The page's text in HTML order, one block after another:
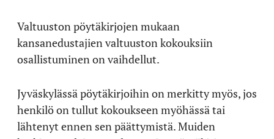
Valtuuston pöytäkirjojen mukaan
kansanedustajien valtuuston kokouksiin
osallistuminen on vaihdellut.
Jyväskylässä pöytäkirjoihin on merkitty myös, jos
henkilö on tullut kokoukseen myöhässä tai
lähtenyt ennen sen päättymistä. Muiden